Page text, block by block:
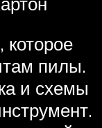
пилы.
и схемы